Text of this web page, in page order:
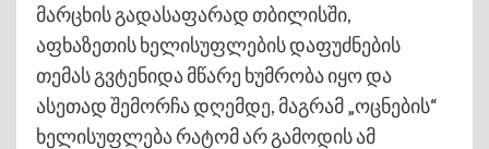
მარცხის გადასაფარად თბილისში,
აფხაზეთის ხელისუფლების დაფუძნების
თემას გვტენიდა მწარე ხუმრობა იყო და
ასეთად შემორჩა დღემდე, მაგრამ „ოცნების“
ხელისუფლება რატომ არ გამოდის ამ